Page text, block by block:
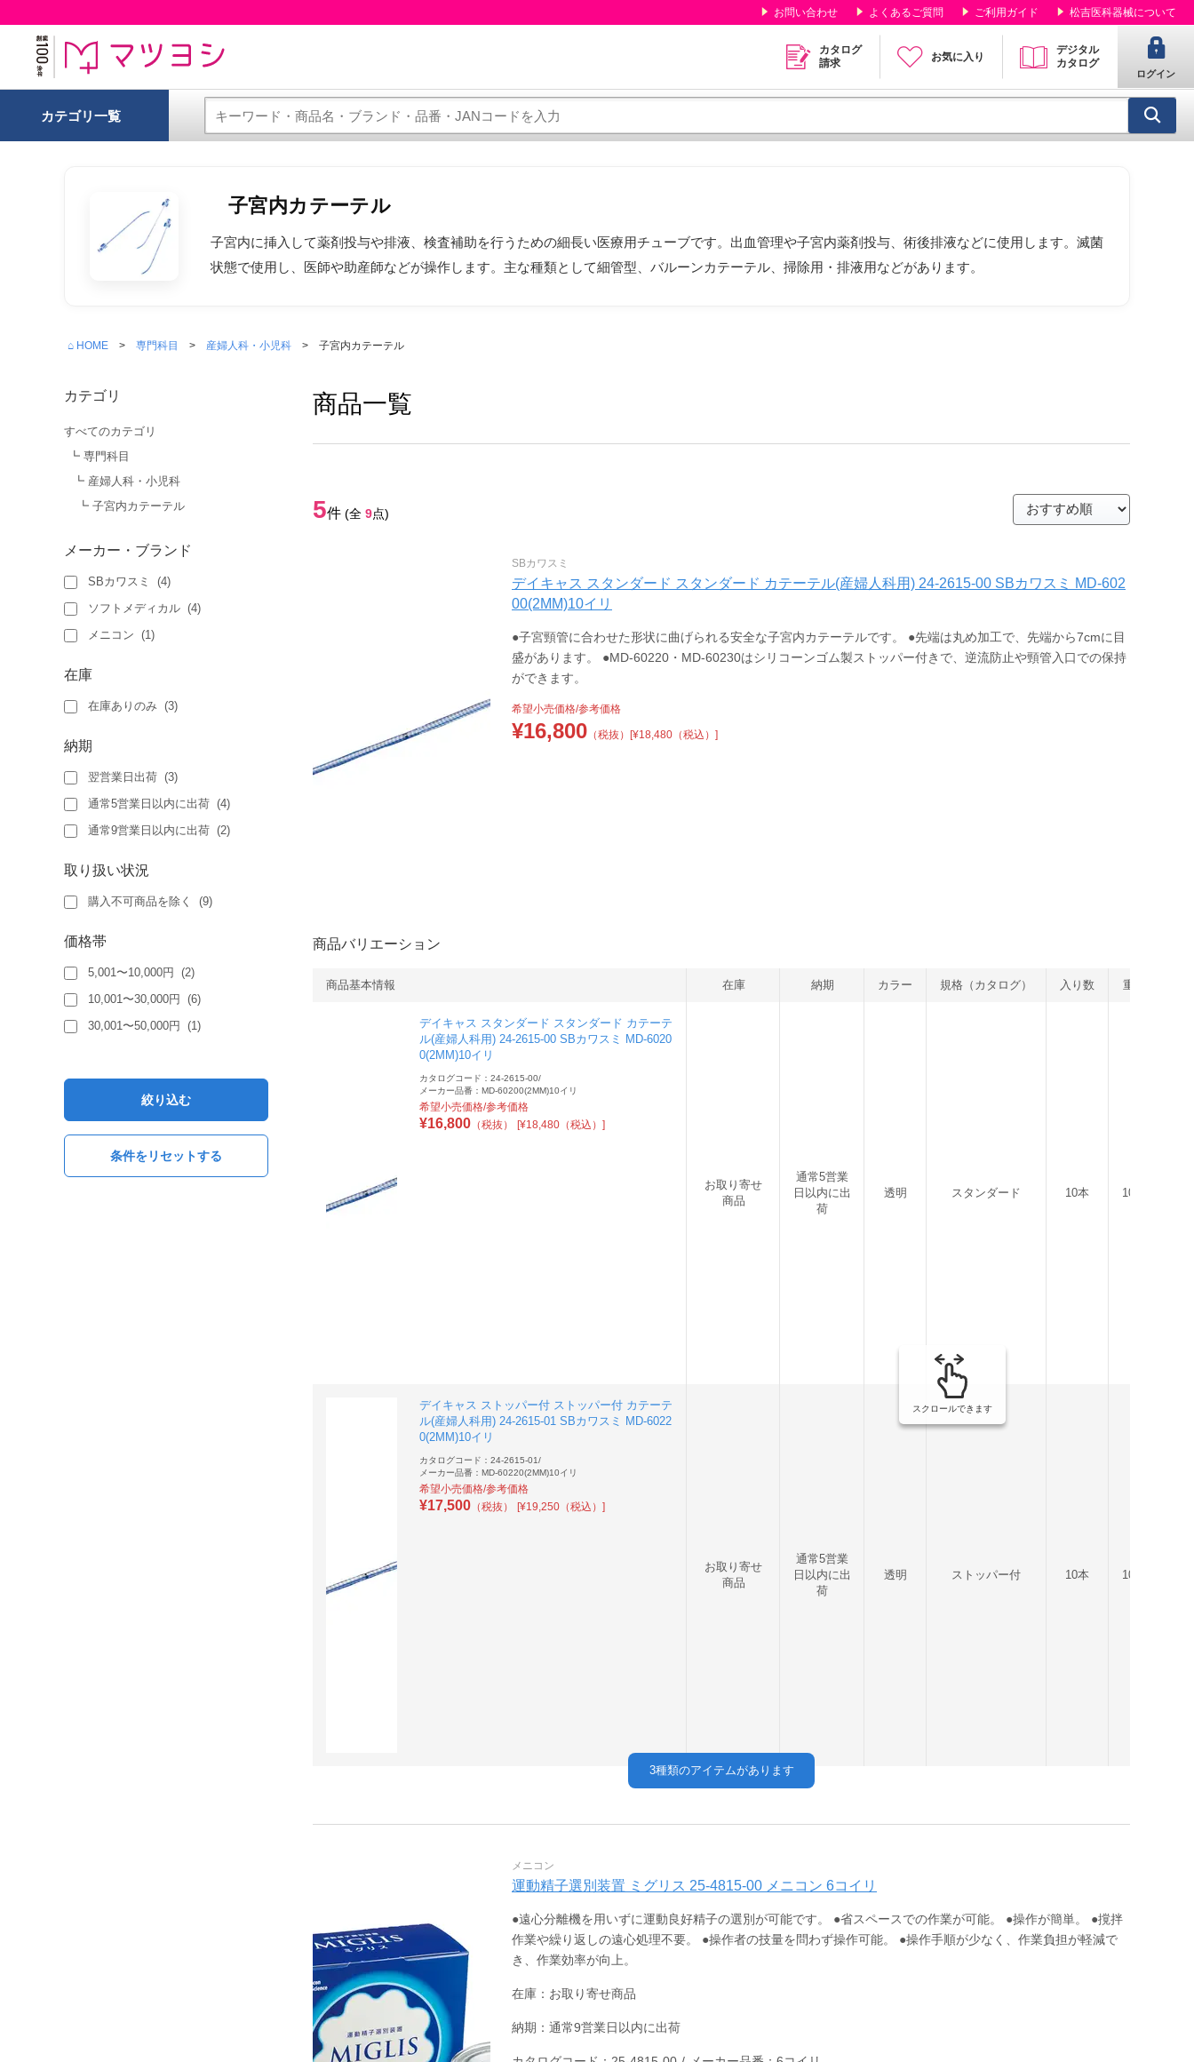
お問い合わせ よくあるご質問 ご利用ガイド 松吉医科器械について
カタログ
請求
お気に入り
デジタル
カタログ
ログイン
カテゴリ一覧
子宮内カテーテル
子宮内に挿入して薬剤投与や排液、検査補助を行うための細長い医療用チューブです。出血管理や子宮内薬剤投与、術後排液などに使用します。滅菌
状態で使用し、医師や助産師などが操作します。主な種類として細管型、バルーンカテーテル、掃除用・排液用などがあります。
⌂ HOME 専門科目 産婦人科・小児科 子宮内カテーテル
商品一覧
5件 (全 9点)
SBカワスミ
デイキャス スタンダード スタンダード カテーテル(産婦人科用) 24-2615-00 SBカワスミ MD-602
00(2MM)10イリ
●子宮頸管に合わせた形状に曲げられる安全な子宮内カテーテルです。 ●先端は丸め加工で、先端から7cmに目
盛があります。 ●MD-60220・MD-60230はシリコーンゴム製ストッパー付きで、逆流防止や頸管入口での保持
ができます。
希望小売価格/参考価格
¥16,800 （税抜） [¥18,480（税込）]
商品バリエーション
商品基本情報 在庫 納期 カラー 規格（カタログ） 入り数 重量
デイキャス スタンダード スタンダード カテーテ
ル(産婦人科用) 24-2615-00 SBカワスミ MD-6020
0(2MM)10イリ
カタログコード：24-2615-00/
メーカー品番：MD-60200(2MM)10イリ
希望小売価格/参考価格
¥16,800 （税抜） [¥18,480（税込）]
お取り寄せ
商品
通常5営業
日以内に出
荷
透明 スタンダード 10本 100g
デイキャス ストッパー付 ストッパー付 カテーテ
ル(産婦人科用) 24-2615-01 SBカワスミ MD-6022
0(2MM)10イリ
カタログコード：24-2615-01/
メーカー品番：MD-60220(2MM)10イリ
希望小売価格/参考価格
¥17,500 （税抜） [¥19,250（税込）]
お取り寄せ
商品
通常5営業
日以内に出
荷
透明 ストッパー付 10本 100g
スクロールできます
3種類のアイテムがあります
メニコン
運動精子選別装置 ミグリス 25-4815-00 メニコン 6コイリ
●遠心分離機を用いずに運動良好精子の選別が可能です。 ●省スペースでの作業が可能。 ●操作が簡単。 ●撹拌
作業や繰り返しの遠心処理不要。 ●操作者の技量を問わず操作可能。 ●操作手順が少なく、作業負担が軽減で
き、作業効率が向上。
在庫：お取り寄せ商品
納期：通常9営業日以内に出荷
カテゴリ
すべてのカテゴリ
┗ 専門科目
┗ 産婦人科・小児科
┗ 子宮内カテーテル
メーカー・ブランド
SBカワスミ (4)
ソフトメディカル (4)
メニコン (1)
在庫
在庫ありのみ (3)
納期
翌営業日出荷 (3)
通常5営業日以内に出荷 (4)
通常9営業日以内に出荷 (2)
取り扱い状況
購入不可商品を除く (9)
価格帯
5,001〜10,000円 (2)
10,001〜30,000円
(6)
30,001〜50,000円
(1)
絞り込む
条件をリセットする